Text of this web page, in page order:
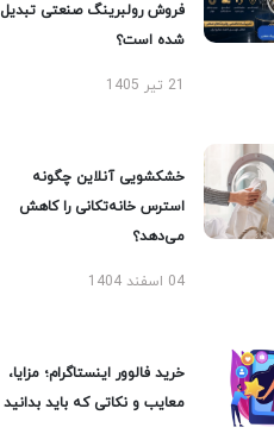
فروش رولبرینگ صنعتی تبدیل
شده است؟
21 تیر 1405
خشکشویی آنلاین چگونه
استرس خانه‌تکانی را کاهش
می‌دهد؟
04 اسفند 1404
خرید فالوور اینستاگرام؛ مزایا،
معایب و نکاتی که باید بدانید